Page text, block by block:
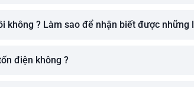
không ? Làm sao để nhận biết được
điện không ?